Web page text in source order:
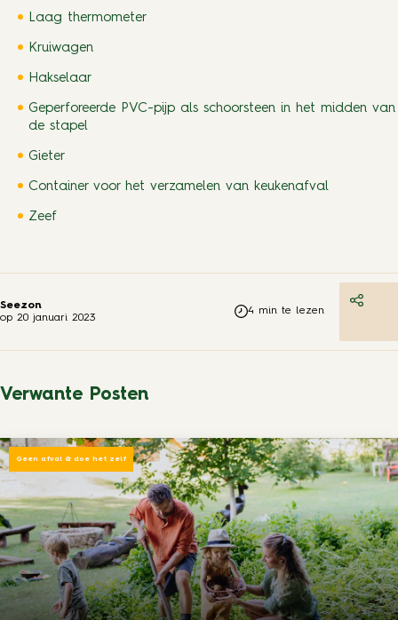
Laag thermometer
Kruiwagen
Hakselaar
Geperforeerde PVC-pijp als schoorsteen in het midden van
de stapel
Gieter
Container voor het verzamelen van keukenafval
Zeef
Seezon
op 20 januari 2023
4 min te lezen
Verwante Posten
Geen afval & doe het zelf